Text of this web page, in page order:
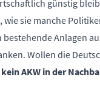
günstig
sie manche
Anlagen
Wollen die
AKW in der